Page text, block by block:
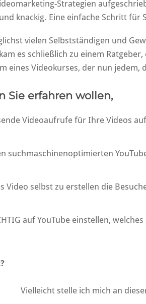
Strategien
knackig. Eine einfache Schritt für
vielen Selbstständigen und
es schließlich zu einem
eines Videokurses, der nun
Sie erfahren wollen,
Videoaufrufe für Ihre Videos
suchmaschinenoptimierten
Video selbst zu erstellen die
auf YouTube einstellen,
Vielleicht stelle ich mich an